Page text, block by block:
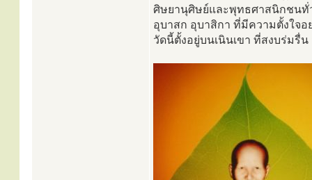
ศิษยานุศิษย์และพุทธศาสนิกชนทั่
อุบาสก อุบาสิกา ที่มีความตั้งใจ
วัดนี้ตั้งอยู่บนเนินเขา ที่สงบร่มรื่